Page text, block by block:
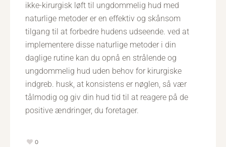
ikke-kirurgisk løft til ungdommelig hud med
naturlige metoder er en effektiv og skånsom
tilgang til at forbedre hudens udseende. ved at
implementere disse naturlige metoder i din
daglige rutine kan du opnå en strålende og
ungdommelig hud uden behov for kirurgiske
indgreb. husk, at konsistens er nøglen, så vær
tålmodig og giv din hud tid til at reagere på de
positive ændringer, du foretager.
0